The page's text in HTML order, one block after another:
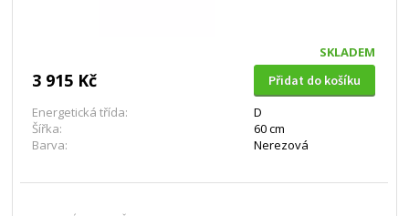
SKLADEM
3 915 Kč
Přidat do košíku
Energetická třída:
D
Šířka:
60 cm
Barva:
Nerezová